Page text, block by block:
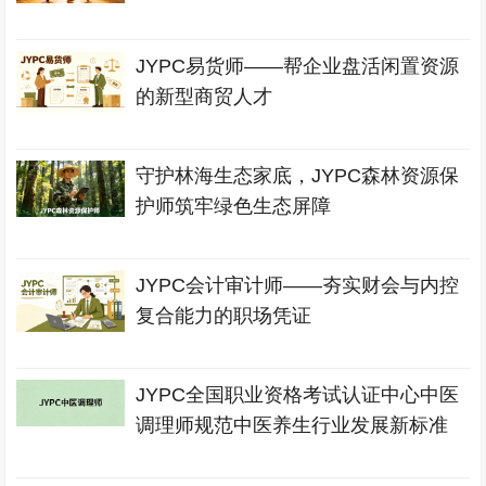
JYPC易货师——帮企业盘活闲置资源
的新型商贸人才
守护林海生态家底，JYPC森林资源保
护师筑牢绿色生态屏障
JYPC会计审计师——夯实财会与内控
复合能力的职场凭证
JYPC全国职业资格考试认证中心中医
调理师规范中医养生行业发展新标准